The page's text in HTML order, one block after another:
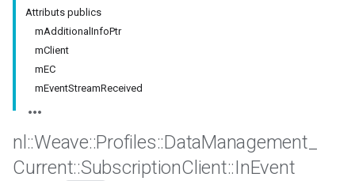
Attributs publics
mAdditionalInfoPtr
mClient
mEC
mEventStreamReceived
nl ::Weave::Profiles::DataManagement
Current::SubscriptionClient::InEvent